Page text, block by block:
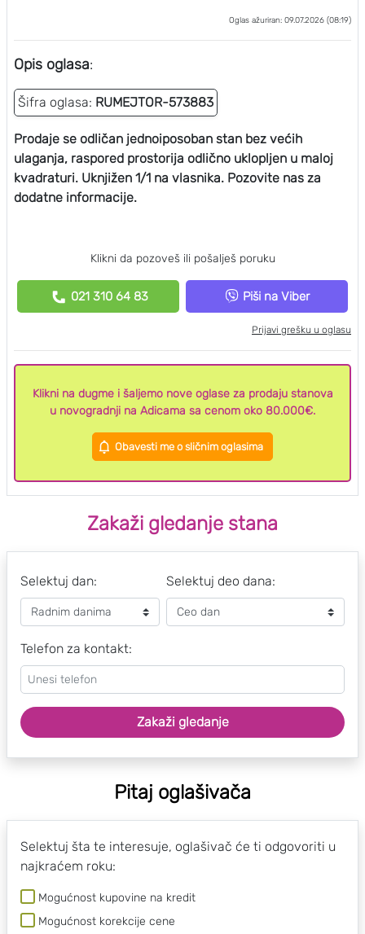
Oglas ažuriran: 09.07.2026 (08:19)
Opis oglasa:
Šifra oglasa: RUMEJTOR-573883
Prodaje se odličan jednoiposoban stan bez većih
ulaganja, raspored prostorija odlično uklopljen u maloj
kvadraturi. Uknjižen 1/1 na vlasnika. Pozovite nas za
dodatne informacije.
Klikni da pozoveš ili pošalješ poruku
021 310 64 83 Piši na Viber
Prijavi grešku u oglasu
Klikni na dugme i šaljemo nove oglase za prodaju stanova
u novogradnji na Adicama sa cenom oko 80.000€.
Obavesti me o sličnim oglasima
Zakaži gledanje stana
Selektuj dan: Selektuj deo dana:
Telefon za kontakt:
Zakaži gledanje
Pitaj oglašivača
Selektuj šta te interesuje, oglašivač će ti odgovoriti u
najkraćem roku:
Mogućnost kupovine na kredit
Mogućnost korekcije cene